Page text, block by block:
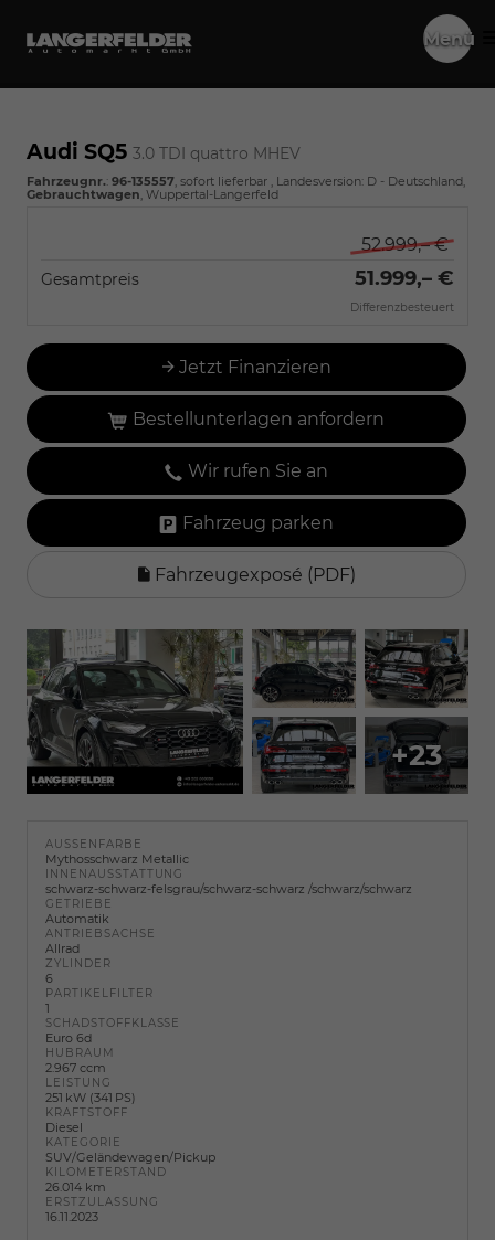
Menü
Audi SQ5 3.0 TDI quattro MHEV
Fahrzeugnr.: 96-135557, sofort lieferbar , Landesversion: D - Deutschland,
Gebrauchtwagen, Wuppertal-Langerfeld
52.999,– €
Gesamtpreis 51.999,– €
Differenzbesteuert
Jetzt Finanzieren
Bestellunterlagen anfordern
Wir rufen Sie an
Fahrzeug parken
Fahrzeugexposé (PDF)
+23
AUSSENFARBE
Mythosschwarz Metallic
INNENAUSSTATTUNG
schwarz-schwarz-felsgrau/schwarz-schwarz /schwarz/schwarz
GETRIEBE
Automatik
ANTRIEBSACHSE
Allrad
ZYLINDER
6
PARTIKELFILTER
1
SCHADSTOFFKLASSE
Euro 6d
HUBRAUM
2.967 ccm
LEISTUNG
251 kW (341 PS)
KRAFTSTOFF
Diesel
KATEGORIE
SUV/Geländewagen/Pickup
KILOMETERSTAND
26.014 km
ERSTZULASSUNG
16.11.2023